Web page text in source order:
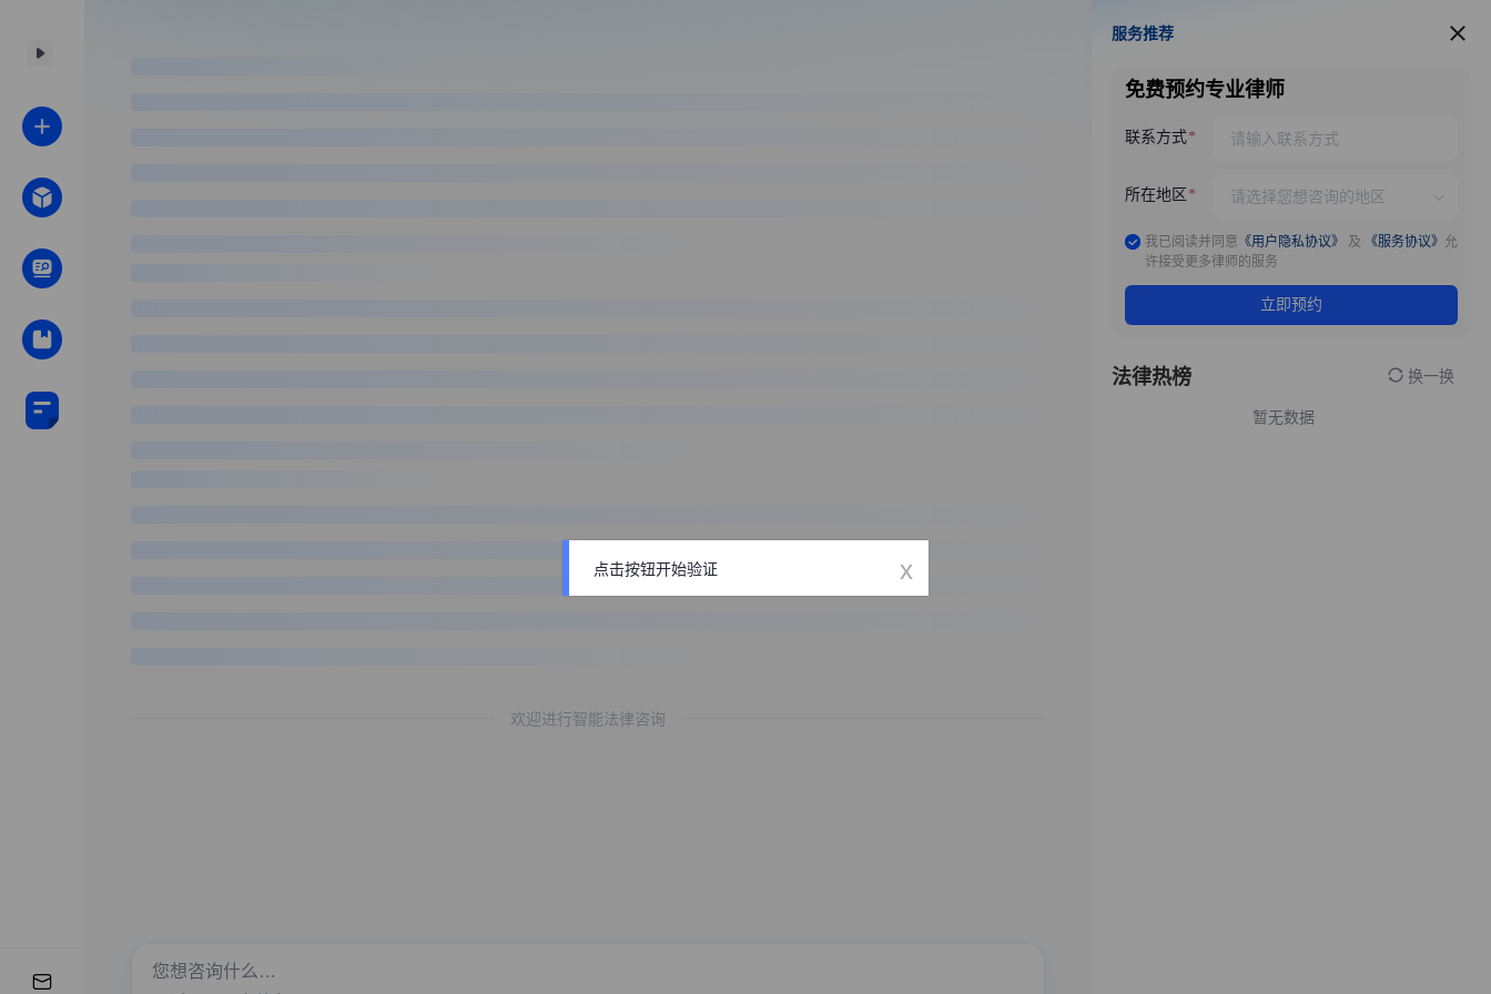
欢迎进行智能法律咨询
服务推荐
服务推荐
免费预约专业律师
联系方式
所在地区
我已阅读并同意 《用户隐私协议》 及 《服务协议》 允
许接受更多律师的服务
立即预约
法律热榜 换一换
暂无数据
点击按钮开始验证 x